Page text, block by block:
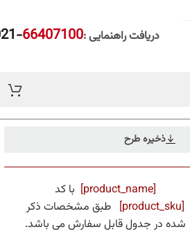
دریافت راهنمایی :66407100
-021
ذخیره طرح
[product_name]
با کد
[product_sku]
طبق مشخصات ذکر
شده در جدول قابل سفارش می باشد.